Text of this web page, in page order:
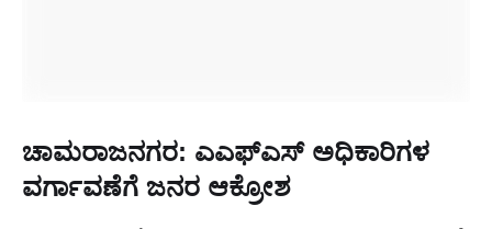
ಚಾಮರಾಜನಗರ: ಎಎಫ್ಎಸ್ ಅಧಿಕಾರಿಗಳ
ವರ್ಗಾವಣೆಗೆ ಜನರ ಆಕ್ರೋಶ